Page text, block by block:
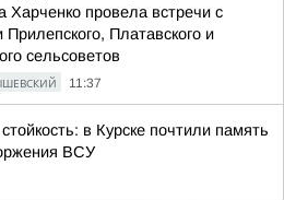
Харченко провела встречи с
Платавского и
сельсоветов
11:37
в Курске почтили память
ВСУ